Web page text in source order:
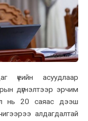
үеийн асуудлаар
дүгнэлтээр эрчим
нь 20 саяас дээш
алдагдалтай